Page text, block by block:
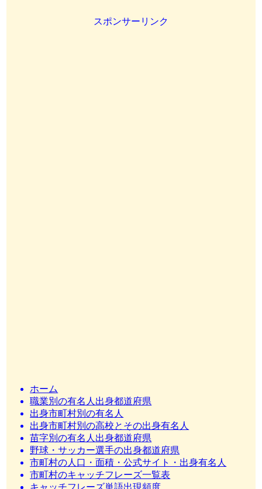
スポンサーリンク
ホーム
職業別の有名人出身都道府県
出身市町村別の有名人
出身市町村別の高校とその出身有名人
苗字別の有名人出身都道府県
野球・サッカー選手の出身都道府県
市町村の人口・面積・公式サイト・出身有名人
市町村のキャッチフレーズ一覧表
キャッチフレーズ単語出現頻度